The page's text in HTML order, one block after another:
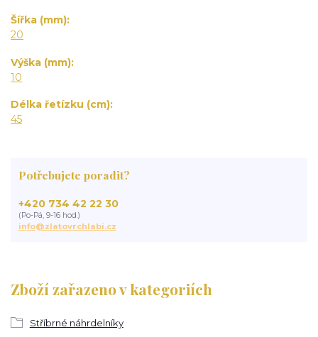
Šířka (mm)
20
Výška (mm)
10
Délka řetízku (cm)
45
Zboží zařazeno v kategoriích
Stříbrné náhrdelníky
Potřebujete poradit?
+420 734 42 22 30
(Po-Pá, 9-16 hod.)
info@zlatovrchlabi.cz